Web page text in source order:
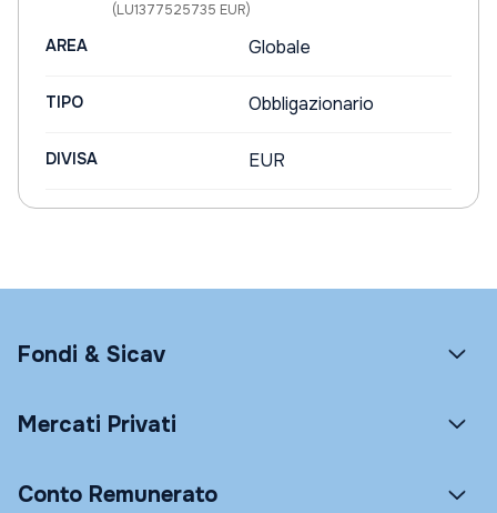
(LU1377525735 EUR)
AREA Globale
TIPO Obbligazionario
DIVISA EUR
Fondi & Sicav
Mercati Privati
Conto Remunerato